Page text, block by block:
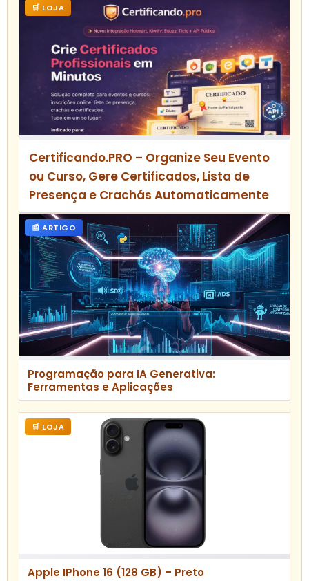
🛒 LOJA
Certificando.PRO – Organize Seu Evento
ou Curso, Gere Certificados, Lista de
Presença e Crachás Automaticamente
📰 ARTIGO
Programação para IA Generativa:
Ferramentas e Aplicações
🛒 LOJA
Apple IPhone 16 (128 GB) – Preto